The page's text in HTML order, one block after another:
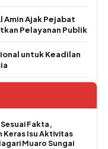
Amin Ajak Pejabat
Pelayanan Publik
untuk Keadilan
Fakta,
Keras Isu Aktivitas
Muaro Sungai